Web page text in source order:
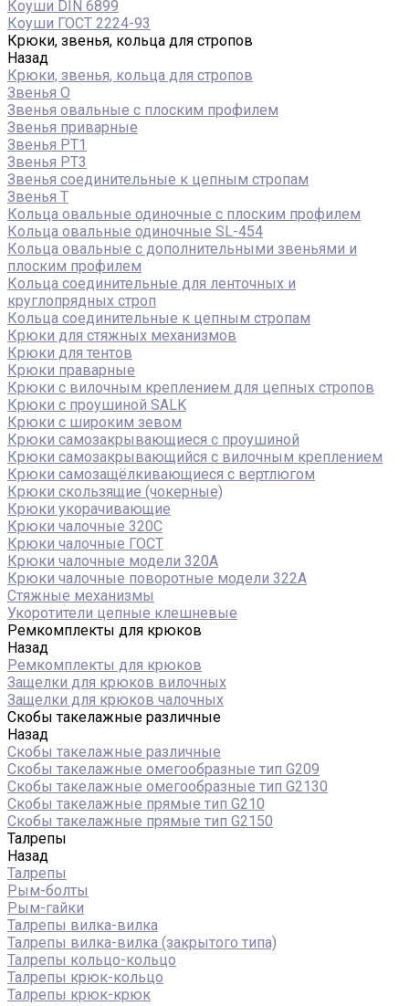
Коуши DIN 6899
Коуши ГОСТ 2224-93
Крюки, звенья, кольца для стропов
Назад
Крюки, звенья, кольца для стропов
Звенья О
Звенья овальные с плоским профилем
Звенья приварные
Звенья РТ1
Звенья РТ3
Звенья соединительные к цепным стропам
Звенья Т
Кольца овальные одиночные c плоским профилем
Кольца овальные одиночные SL-454
Кольца овальные с дополнительными звеньями и
плоским профилем
Кольца соединительные для ленточных и
круглопрядных строп
Кольца соединительные к цепным стропам
Крюки для стяжных механизмов
Крюки для тентов
Крюки праварные
Крюки с вилочным креплением для цепных стропов
Крюки с проушиной SALK
Крюки с широким зевом
Крюки самозакрывающиеся с проушиной
Крюки самозакрывающийся с вилочным креплением
Крюки самозащёлкивающиеся с вертлюгом
Крюки скользящие (чокерные)
Крюки укорачивающие
Крюки чалочные 320C
Крюки чалочные ГОСТ
Крюки чалочные модели 320А
Крюки чалочные поворотные модели 322А
Стяжные механизмы
Укоротители цепные клешневые
Ремкомплекты для крюков
Назад
Ремкомплекты для крюков
Защелки для крюков вилочных
Защелки для крюков чалочных
Скобы такелажные различные
Назад
Скобы такелажные различные
Скобы такелажные омегообразные тип G209
Скобы такелажные омегообразные тип G2130
Скобы такелажные прямые тип G210
Скобы такелажные прямые тип G2150
Талрепы
Назад
Талрепы
Рым-болты
Рым-гайки
Талрепы вилка-вилка
Талрепы вилка-вилка (закрытого типа)
Талрепы кольцо-кольцо
Талрепы крюк-кольцо
Талрепы крюк-крюк